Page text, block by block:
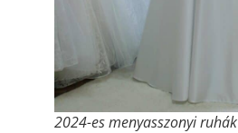
2024-es menyasszonyi ruhák